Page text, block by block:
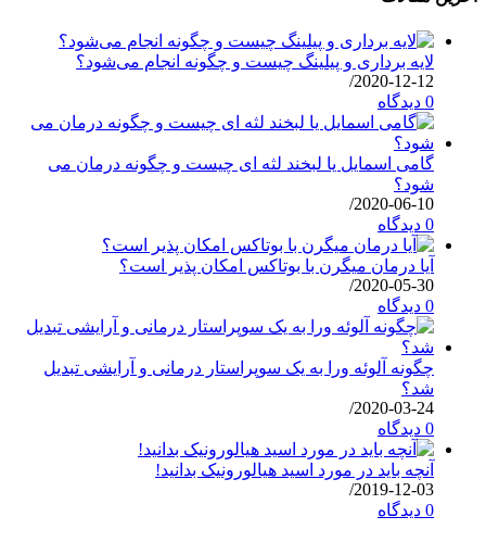
لایه برداری و پیلینگ چیست و چگونه انجام می‌شود؟
2020-12-12
/
0 دیدگاه
گامی اسمایل یا لبخند لثه ای چیست و چگونه درمان می
شود؟
2020-06-10
/
0 دیدگاه
آیا درمان میگرن با بوتاکس امکان پذیر است؟
2020-05-30
/
0 دیدگاه
چگونه آلوئه ورا به یک سوپراستار درمانی و آرایشی تبدیل
شد؟
2020-03-24
/
0 دیدگاه
آنچه باید در مورد اسید هیالورونیک بدانید!
2019-12-03
/
0 دیدگاه